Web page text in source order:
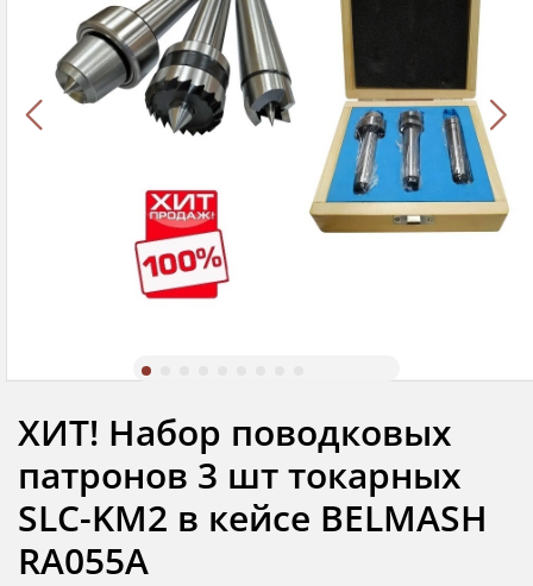
ХИТ! Набор поводковых
патронов 3 шт токарных
SLC-KM2 в кейсе BELMASH
RA055A